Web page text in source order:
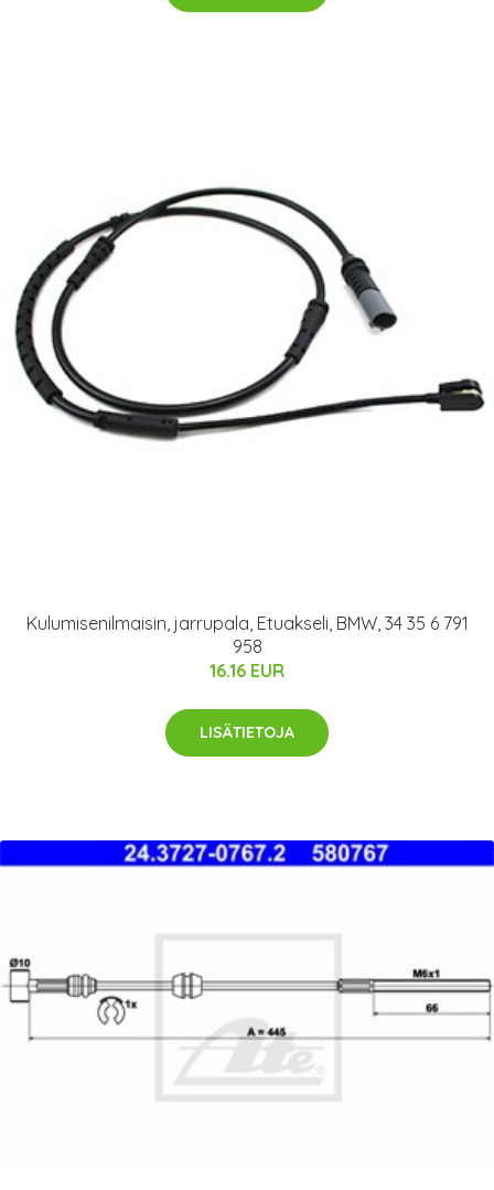
Kulumisenilmaisin, jarrupala, Etuakseli, BMW, 34 35 6 791
958
16.16 EUR
LISÄTIETOJA